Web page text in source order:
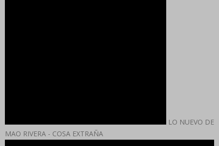
LO NUEVO DE
MAO RIVERA - COSA EXTRAÑA